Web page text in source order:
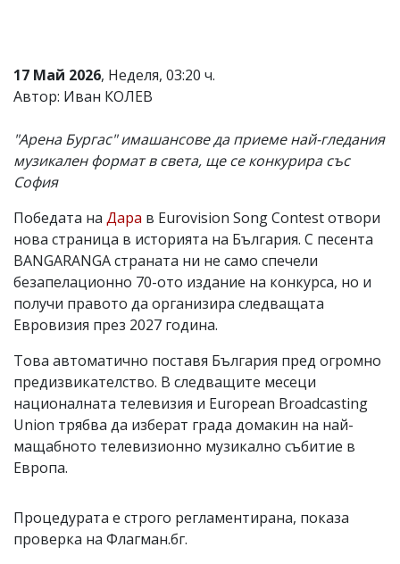
ни!
17 Май 2026, Неделя, 03:20 ч.
Автор: Иван КОЛЕВ
"Арена Бургас" имашансове да приеме най-гледания
музикален формат в света, ще се конкурира със
София
Победата на Дара в Eurovision Song Contest отвори
нова страница в историята на България. С песента
BANGARANGA страната ни не само спечели
безапелационно 70-ото издание на конкурса, но и
получи правото да организира следващата
Евровизия през 2027 година.
Това автоматично поставя България пред огромно
предизвикателство. В следващите месеци
националната телевизия и European Broadcasting
Union трябва да изберат града домакин на най-
мащабното телевизионно музикално събитие в
Европа.
Процедурата е строго регламентирана, показа
проверка на Флагман.бг.